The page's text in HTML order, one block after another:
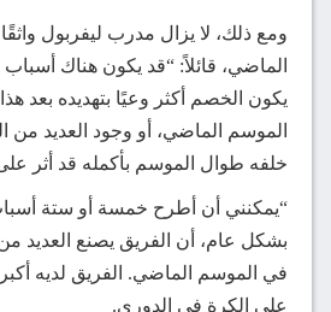
ومع ذلك، لا يزال مدرب ليفربول
الماضي، قائلاً: “قد يكون هناك
يكون الخصم أكثر وعيًا بتهديده بعد
الموسم الماضي، أو وجود العديد من
خلفه طوال الموسم بأكمله قد أثر على
“يمكنني أن أطرح خمسة أو ستة
بشكل عام، أن الفريق يصنع العديد
في الموسم الماضي. الفريق لديه
على الكرة في الدوري.